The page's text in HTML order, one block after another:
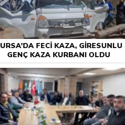
FECI KAZA, GIRESUNLU
GENÇ KAZA KURBANI OLDU